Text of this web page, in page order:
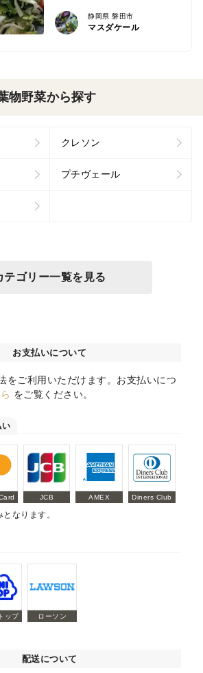
静岡県 磐田市
マスダケール
物野菜から探す
クレソン
プチヴェール
テゴリー一覧を見る
お支払いについて
をご利用いただけます。お支払いにつ
をご覧ください。
い
JCB AMEX Diners Club
なります。
ップ ローソン
配送について